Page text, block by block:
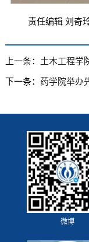
责任编辑 刘奇
上一条： 土木工程学
下一条： 药学院举办
微博